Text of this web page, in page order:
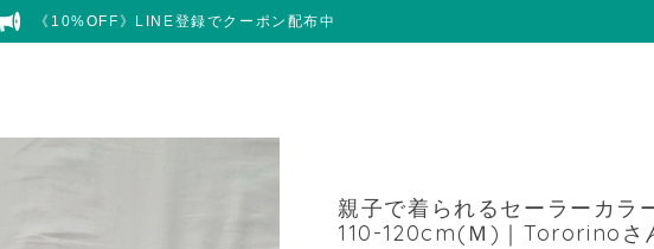
《10%OFF》LINE登録でクーポン配布中
親子で着られるセーラーカラ
110-120cm(Ｍ)｜Tororinoさ